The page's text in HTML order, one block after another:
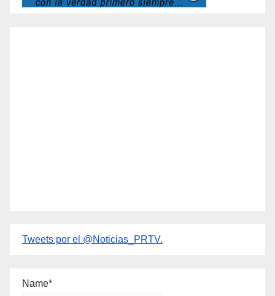
Tweets por el @Noticias_PRTV.
Name*